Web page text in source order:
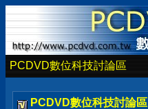
PCDVD數位科技討論區
PCDVD數位科技討論區